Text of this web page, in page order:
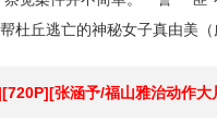
杜丘逃亡的神秘女子真由美
张涵予/福山雅治动作大